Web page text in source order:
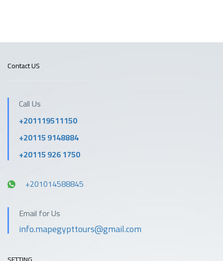
Contact US
Call Us
+201119511150
+20115 9148884
+20115 926 1750
+201014588845
Email for Us
info.mapegypttours@gmail.com